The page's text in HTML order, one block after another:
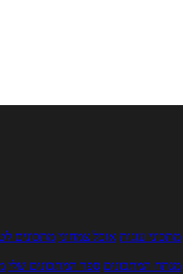
מתכוני עוגות אוכל צמחוני מתכונים
מנתח המתכונים ספר המתכונים שלי